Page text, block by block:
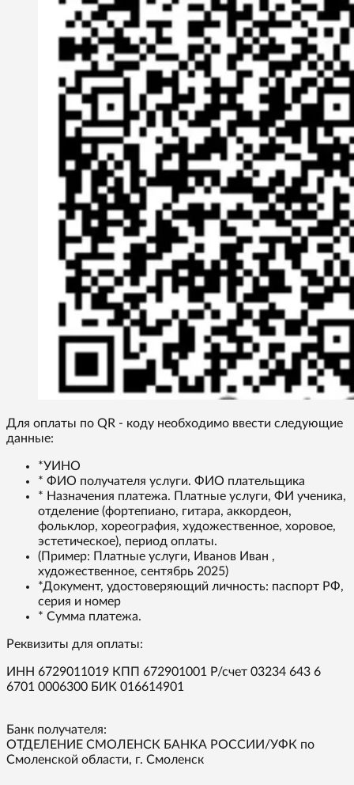
Для оплаты по QR - коду необходимо ввести следующие
данные:
*УИНО
* ФИО получателя услуги. ФИО плательщика
* Назначения платежа. Платные услуги, ФИ ученика,
отделение (фортепиано, гитара, аккордеон,
фольклор, хореография, художественное, хоровое,
эстетическое), период оплаты.
(Пример: Платные услуги, Иванов Иван ,
художественное, сентябрь 2025)
*Документ, удостоверяющий личность: паспорт РФ,
серия и номер
* Сумма платежа.
Реквизиты для оплаты:
ИНН 6729011019 КПП 672901001 Р/счет 03234 643 6
6701 0006300 БИК 016614901
Банк получателя:
ОТДЕЛЕНИЕ СМОЛЕНСК БАНКА РОССИИ/УФК по
Смоленской области, г. Смоленск